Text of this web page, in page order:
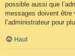
possible aussi que
messages doivent être
l’administrateur pour
Haut